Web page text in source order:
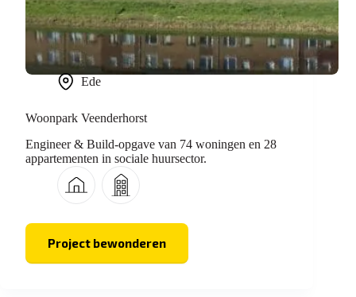
Ede
Woonpark Veenderhorst
Engineer & Build-opgave van 74 woningen en 28
appartementen in sociale huursector.
Project bewonderen
Woonpark
Veenderhorst